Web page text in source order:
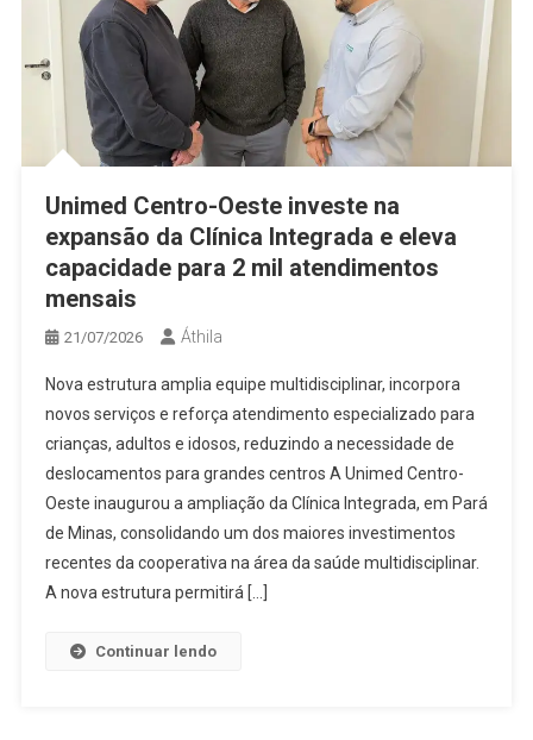
Unimed Centro-Oeste investe na
expansão da Clínica Integrada e eleva
capacidade para 2 mil atendimentos
mensais
21/07/2026 Áthila
Nova estrutura amplia equipe multidisciplinar, incorpora
novos serviços e reforça atendimento especializado para
crianças, adultos e idosos, reduzindo a necessidade de
deslocamentos para grandes centros A Unimed Centro-
Oeste inaugurou a ampliação da Clínica Integrada, em Pará
de Minas, consolidando um dos maiores investimentos
recentes da cooperativa na área da saúde multidisciplinar.
A nova estrutura permitirá […]
Continuar lendo